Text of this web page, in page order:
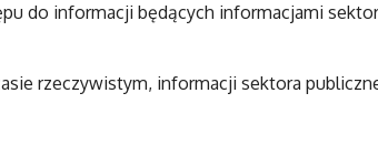
do informacji będących informacjami
rzeczywistym, informacji sektora